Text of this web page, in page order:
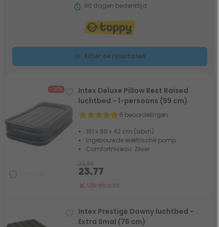
90 dagen bedenktijd
Filter de resultaten
- 30%
Intex Deluxe Pillow Rest Raised
luchtbed - 1-persoons (99 cm)
6 beoordelingen
191 x 99 x 42 cm (lxbxh)
Ingebouwde elektrische pomp
Comfortniveau: Zilver
Uitverkocht
33,95
23,77
Intex Prestige Downy luchtbed -
Extra Smal (76 cm)